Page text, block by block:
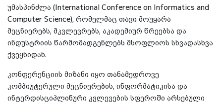
უმასპინძლა (International Conference on Informatics and
Computer Science), რომელმაც თავი მოუყარა
მეცნიერებს, მკვლევრებს, აკადემიურ წრეებსა და
ინდუსტრიის წარმომადგენლებს მსოფლიოს სხვადასხვა
ქვეყნიდან.
კონფერენციის მიზანი იყო თანამედროვე
კომპიუტერული მეცნიერების, ინფორმატიკისა და
ინტერდისციპლინური კვლევების სფეროში არსებული